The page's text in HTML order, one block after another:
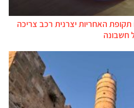
האחריות יצרנית רכב צריכה